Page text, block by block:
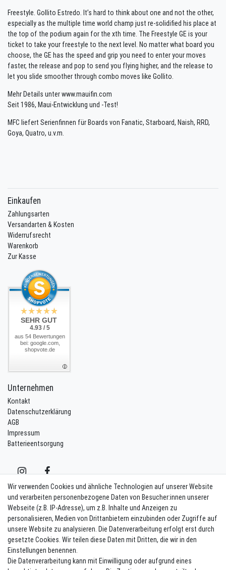
Freestyle. Gollito Estredo. It’s hard to think about one and not the other,
especially as the multiple time world champ just re-solidified his place at
the top of the podium again for the xth time. The Freestyle GE is your
ticket to take your freestyle to the next level. No matter what board you
choose, the GE has the speed and grip you need to enter your moves
faster, the release and pop to send you flying higher, and the release to
let you slide smoother through combo moves like Gollito.
Mehr Details unter www.mauifin.com
Seit 1986, Maui-Entwicklung und -Test!
MFC liefert Serienfinnen für Boards von Fanatic, Starboard, Naish, RRD,
Goya, Quatro, u.v.m.
Einkaufen
Zahlungsarten
Versandarten & Kosten
Widerrufsrecht
Warenkorb
Zur Kasse
SEHR GUT
4.93 / 5
aus 54 Bewertungen
bei: google.com,
shopvote.de
Unternehmen
Kontakt
Datenschutzerklärung
AGB
Impressum
Batterieentsorgung
Vertrag widerrufen Kontakt
Newsletter eintragen
Melde Dich an um alle Vorteile zu genießen. Plus 10 EUR Gutschein für
die Newsletteranmeldung, einlösbar ab 75 EUR Warenwert!
Wir verwenden Cookies und ähnliche Technologien auf unserer Website
und verarbeiten personenbezogene Daten von Besucher:innen unserer
Webseite (z.B. IP-Adresse), um z.B. Inhalte und Anzeigen zu
personalisieren, Medien von Drittanbietern einzubinden oder Zugriffe auf
unsere Website zu analysieren. Die Datenverarbeitung erfolgt erst durch
gesetzte Cookies. Wir teilen diese Daten mit Dritten, die wir in den
Einstellungen benennen.
Die Datenverarbeitung kann mit Einwilligung oder aufgrund eines